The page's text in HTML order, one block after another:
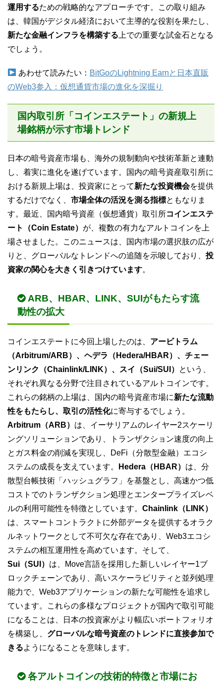
運用するための戦略的なアプローチです。この取り組み
は、韓国がデジタル経済において主導的な役割を果たし、
新たな金融インフラを構築する 上での重要な試金石となる
でしょう。
あわせて読みたい： BitGoのLightning Earnと日本直販
のWeb3参入：仮想通貨市場の進化を深掘り
国内取引所「コインエステート」の新規上
場銘柄が示す市場トレンド
日本の暗号資産市場も、海外の規制動向や技術革新と連動
し、着実に進化を遂げています。国内の暗号資産取引所に
おける新規上場は、投資家にとって新たな投資機会を提供
するだけでなく、 市場全体の活況を測る指標ともなりま
す。最近、国内暗号資産（仮想通貨）取引所コインエステ
ート（Coin Estate） が、複数の有力なアルトコインを上
場させました。このニュースは、国内市場の選択肢の広が
りと、グローバルなトレンドへの追随を示唆しており、 投
資家の関心を大きく引きつけています。
ARB、HBAR、LINK、SUIがもたらす流
動性の拡大
コインエステートに今回上場したのは、 アービトラム
（Arbitrum/ARB）、ヘデラ（Hedera/HBAR）、チェー
ンリンク（Chainlink/LINK）、スイ（Sui/SUI）
という、
それぞれ異なる分野で注目されているアルトコインです。
これらの銘柄の上場は、国内の暗号資産市場に新たな流動
性をもたらし、取引の活性化に寄与するでしょう。
Arbitrum（ARB） は、イーサリアムのレイヤー2スケーリ
ングソリューションであり、トランザクション速度の向上
とガス料金の削減を実現し、DeFi（分散型金融）エコシ
ステムの成長を支えています。
Hedera（HBAR） は、分
散型台帳技術「ハッシュグラフ」を基盤とし、高速かつ低
コストでのトランザクション処理とエンタープライズレベ
ルの利用可能性を特徴としています。 Chainlink（LINK）
は、スマートコントラクトに外部データを提供するオラク
ルネットワークとして不可欠な存在であり、Web3エコシ
ステムの相互運用性を高めています。そして、
Sui（SUI） は、Move言語を採用した新しいレイヤー1ブ
ロックチェーンであり、高いスケーラビリティと並列処理
能力で、Web3アプリケーションの新たな可能性を追求し
ています。これらの多様なプロジェクトが国内で取引可能
になることは、日本の投資家がより幅広いポートフォリオ
を構築し、 グローバルな暗号資産のトレンドに直接参加で
きるようになることを意味します。
各アルトコインの技術的特徴と市場にお